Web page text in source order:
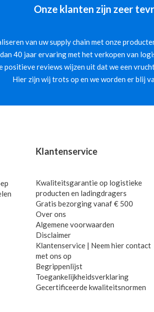
Onze klanten zijn zeer
van uw supply chain met onze
40 jaar ervaring met het verkopen van
positieve reviews wijzen uit dat we een
Hier zijn wij trots op en we worden er blij
Klantenservice
Kwaliteitsgarantie op logistieke
producten en ladingdragers
Gratis bezorging vanaf € 500
Over ons
Algemene voorwaarden
Disclaimer
Klantenservice | Neem hier contact
met ons op
Begrippenlijst
Toegankelijkheidsverklaring
Gecertificeerde kwaliteitsnormen